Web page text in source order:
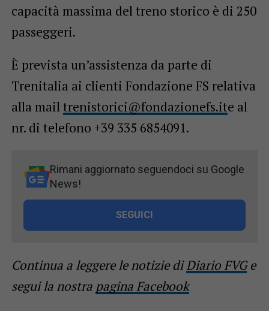
capacità massima del treno storico è di 250
passeggeri.
È prevista un’assistenza da parte di
Trenitalia ai clienti Fondazione FS relativa
alla mail trenistorici@fondazionefs.ite al
nr. di telefono +39 335 6854091.
Rimani aggiornato seguendoci su Google
News!
SEGUICI
Continua a leggere le notizie diDiario FVGe
segui la nostra pagina Facebook